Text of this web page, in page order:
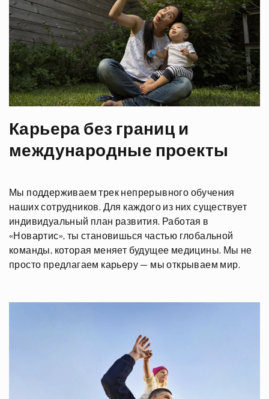
Карьера без границ и
международные проекты
Мы поддерживаем трек непрерывного обучения
наших сотрудников. Для каждого из них существует
индивидуальный план развития. Работая в
«Новартис», ты становишься частью глобальной
команды, которая меняет будущее медицины. Мы не
просто предлагаем карьеру — мы открываем мир.